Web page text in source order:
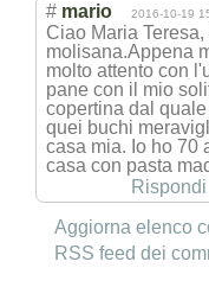
# mario 2016-10-19
Ciao Maria
molisana.Appena
molto attento con
pane con il mio
copertina dal
quei buchi
casa mia. Io ho 70
casa con pasta
Rispondi
Aggiorna elenco
RSS feed dei